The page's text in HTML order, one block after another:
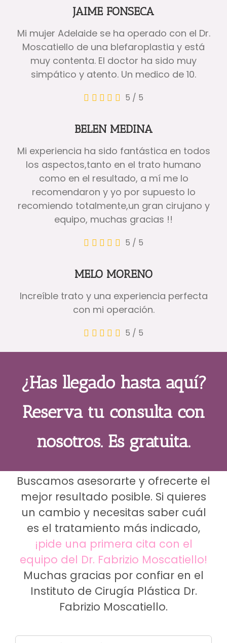
JAIME FONSECA
Mi mujer Adelaide se ha operado con el Dr.
Moscatiello de una blefaroplastia y está
muy contenta. El doctor ha sido muy
simpático y atento. Un medico de 10.
5 / 5
BELEN MEDINA
Mi experiencia ha sido fantástica en todos
los aspectos,tanto en el trato humano
como en el resultado, a mí me lo
recomendaron y yo por supuesto lo
recomiendo totalmente,un gran cirujano y
equipo, muchas gracias !!
5 / 5
MELO MORENO
Increíble trato y una experiencia perfecta
con mi operación.
5 / 5
¿Has llegado hasta aquí?
Reserva tu consulta con
nosotros. Es gratuita.
Buscamos asesorarte y ofrecerte el
mejor resultado posible. Si quieres
un cambio y necesitas saber cuál
es el tratamiento más indicado,
¡pide una primera cita con el
equipo del Dr. Fabrizio Moscatiello!
Muchas gracias por confiar en el
Instituto de Cirugía Plástica Dr.
Fabrizio Moscatiello.